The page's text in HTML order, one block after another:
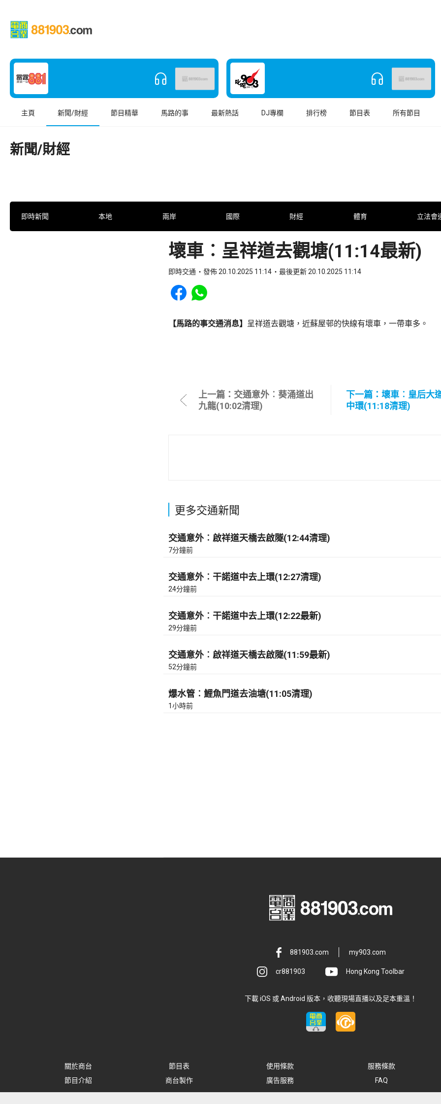
主頁 新聞/財經 節目精華 馬路的事 最新熱話 DJ專欄 排行榜 節目表 所有節目
新聞/財經
即時新聞 本地 兩岸 國際 財經 體育 立法會
壞車︰呈祥道去觀塘(11:14最新)
即時交通 發佈 20.10.2025 11:14 最後更新 20.10.2025 11:14
Share to Facebook
Share to WhatsApp
【馬路的事交通消息】 呈祥道去觀塘，近蘇屋邨的快線有壞車，一帶車多。
上一篇：交通意外︰葵涌道出
九龍(10:02清理)
下一篇：壞車︰皇后大
中環(11:18清理)
更多交通新聞
交通意外︰啟祥道天橋去啟隧(12:44清理)
7分鐘前
交通意外︰干諾道中去上環(12:27清理)
24分鐘前
交通意外︰干諾道中去上環(12:22最新)
29分鐘前
交通意外︰啟祥道天橋去啟隧(11:59最新)
52分鐘前
爆水管︰鯉魚門道去油塘(11:05清理)
1小時前
881903.com my903.com
cr881903 Hong Kong Toolbar
下載 iOS 或 Android 版本，收聽現場直播以及足本重溫！
關於商台 節目表 使用條款
服務條款
節目介紹
商台製作 廣告服務 FAQ